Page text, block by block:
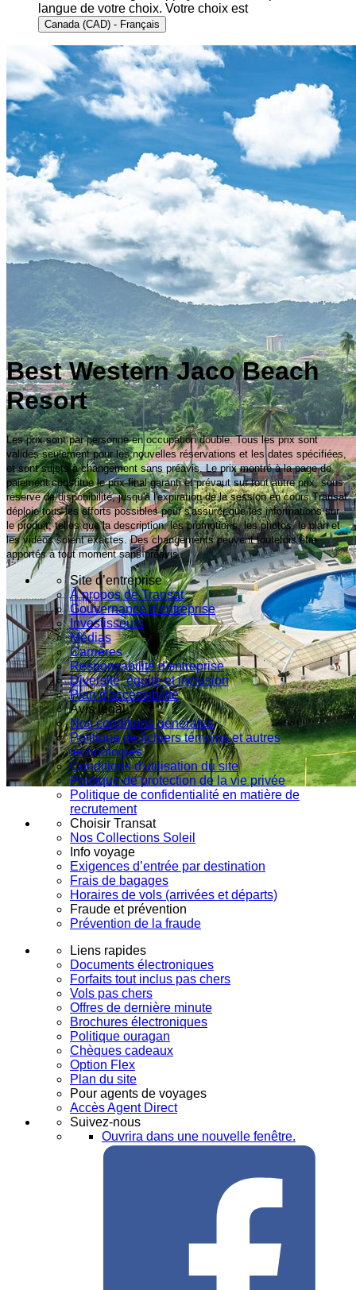
langue de votre choix. Votre choix est
Canada (CAD) - Français
Best Western Jaco Beach
Resort
Les prix sont par personne en occupation double. Tous les prix sont
valides seulement pour les nouvelles réservations et les dates spécifiées,
et sont sujets à changement sans préavis. Le prix montré à la page de
paiement constitue le prix final garanti et prévaut sur tout autre prix, sous
réserve de disponibilité, jusqu'à l'expiration de la session en cours.Transat
déploie tous les efforts possibles pour s'assurer que les informations sur
le produit, telles que la description, les promotions, les photos, le plan et
les vidéos soient exactes. Des changements peuvent toutefois être
apportés à tout moment sans préavis.
Site d’entreprise
À propos de Transat
Gouvernance d'entreprise
Investisseurs
Médias
Carrières
Responsabilité d'entreprise
Diversité, équité et inclusion
Plan d'accessibilité
Avis légal
Nos conditions générales
Politique de fichiers témoins et autres
technologies
Conditions d'utilisation du site
Politique de protection de la vie privée
Politique de confidentialité en matière de
recrutement
Choisir Transat
Nos Collections Soleil
Info voyage
Exigences d’entrée par destination
Frais de bagages
Horaires de vols (arrivées et départs)
Fraude et prévention
Prévention de la fraude
Liens rapides
Documents électroniques
Forfaits tout inclus pas chers
Vols pas chers
Offres de dernière minute
Brochures électroniques
Politique ouragan
Chèques cadeaux
Option Flex
Plan du site
Pour agents de voyages
Accès Agent Direct
Suivez-nous
Ouvrira dans une nouvelle fenêtre.